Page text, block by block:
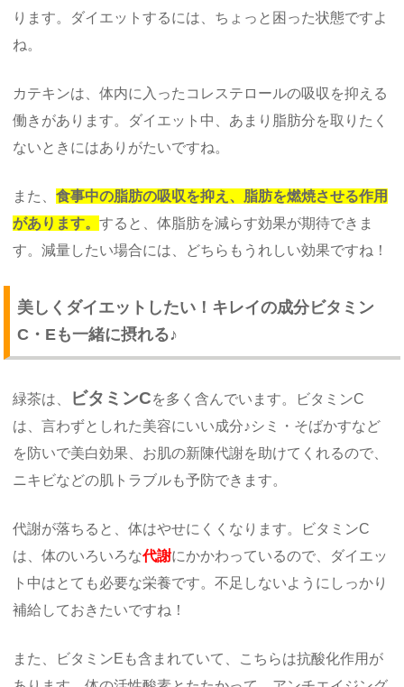
ります。ダイエットするには、ちょっと困った状態ですよ
ね。
カテキンは、体内に入ったコレステロールの吸収を抑える
働きがあります。ダイエット中、あまり脂肪分を取りたく
ないときにはありがたいですね。
また、食事中の脂肪の吸収を抑え、脂肪を燃焼させる作用
があります。すると、体脂肪を減らす効果が期待できま
す。減量したい場合には、どちらもうれしい効果ですね！
美しくダイエットしたい！キレイの成分ビタミン
C・Eも一緒に摂れる♪
緑茶は、 ビタミンCを多く含んでいます。ビタミンC
は、言わずとしれた美容にいい成分♪シミ・そばかすなど
を防いで美白効果、お肌の新陳代謝を助けてくれるので、
ニキビなどの肌トラブルも予防できます。
代謝が落ちると、体はやせにくくなります。ビタミンC
は、体のいろいろな代謝にかかわっているので、ダイエッ
ト中はとても必要な栄養です。不足しないようにしっかり
補給しておきたいですね！
また、ビタミンEも含まれていて、こちらは抗酸化作用が